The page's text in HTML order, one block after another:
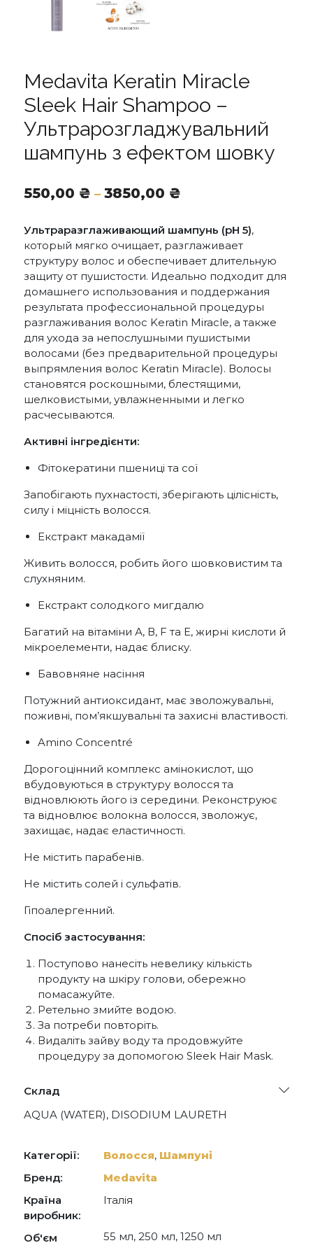
Medavita Keratin Miracle
Sleek Hair Shampoo –
Ультрарозгладжувальний
шампунь з ефектом шовку
550,00 ₴ – 3850,00 ₴
550,00 ₴
до
3850,00 ₴
Ультраразглаживающий шампунь (рН 5),
который мягко очищает, разглаживает
структуру волос и обеспечивает длительную
защиту от пушистости. Идеально подходит для
домашнего использования и поддержания
результата профессиональной процедуры
разглаживания волос Keratin Miracle, а также
для ухода за непослушными пушистыми
волосами (без предварительной процедуры
выпрямления волос Keratin Miracle). Волосы
становятся роскошными, блестящими,
шелковистыми, увлажненными и легко
расчесываются.
Активні інгредієнти:
Фітокератини пшениці та сої
Запобігають пухнастості, зберігають цілісність,
силу і міцність волосся.
Екстракт макадамії
Живить волосся, робить його шовковистим та
слухняним.
Екстракт солодкого мигдалю
Багатий на вітаміни А, В, F та E, жирні кислоти й
мікроелементи, надає блиску.
Бавовняне насіння
Потужний антиоксидант, має зволожувальні,
поживні, пом’якшувальні та захисні властивості.
Amino Concentré
Дорогоцінний комплекс амінокислот, що
вбудовуються в структуру волосся та
відновлюють його із середини. Реконструює
та відновлює волокна волосся, зволожує,
захищає, надає еластичності.
Не містить парабенів.
Не містить солей і сульфатів.
Гіпоалергенний.
Спосіб застосування:
Поступово нанесіть невелику кількість
продукту на шкіру голови, обережно
помасажуйте.
Ретельно змийте водою.
За потреби повторіть.
Видаліть зайву воду та продовжуйте
процедуру за допомогою Sleek Hair Mask.
Склад
AQUA (WATER), DISODIUM LAURETH
COCAMIDOPROPYLAMINE OXIDE, CITRIC CID,
PEG- 15 COCOPOLYAMINE, PARFUM
(FRAGRANCE), PHENOXYETHANOL,
GLUTAMATE DIACETATE, MACADAMIA
TERNIFOLIA SEED OIL, GLYCINE SOJA
AMINO ACIDS, SERINE, THREONINE, ARGININE
Категорії: Волосся, Шампуні
Бренд:
Medavita
Країна
виробник:
Італія
Об'єм 55 мл, 250 мл, 1250 мл